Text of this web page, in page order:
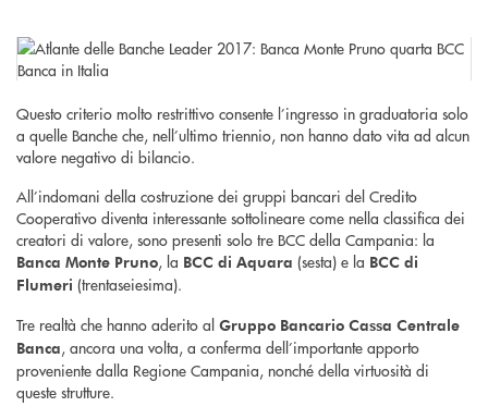
Questo criterio molto restrittivo consente l’ingresso in graduatoria solo
a quelle Banche che, nell’ultimo triennio, non hanno dato vita ad alcun
valore negativo di bilancio.
All’indomani della costruzione dei gruppi bancari del Credito
Cooperativo diventa interessante sottolineare come nella classifica dei
creatori di valore, sono presenti solo tre BCC della Campania: la
Banca Monte Pruno, la BCC di Aquara (sesta) e la BCC di
Flumeri (trentaseiesima).
Tre realtà che hanno aderito al Gruppo Bancario Cassa Centrale
Banca, ancora una volta, a conferma dell’importante apporto
proveniente dalla Regione Campania, nonché della virtuosità di
queste strutture.